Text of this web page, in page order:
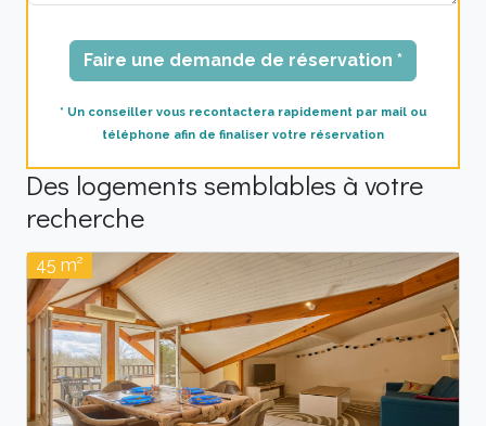
Faire une demande de réservation *
* Un conseiller vous recontactera rapidement par mail ou
téléphone afin de finaliser votre réservation
Des logements semblables à votre
recherche
45 m²